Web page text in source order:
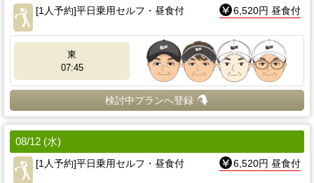
[1人予約]平日乗用セルフ・昼食付
6,520円 昼食付
東
07:45
検討中プランへ登録
08/12 (水)
[1人予約]平日乗用セルフ・昼食付
6,520円 昼食付